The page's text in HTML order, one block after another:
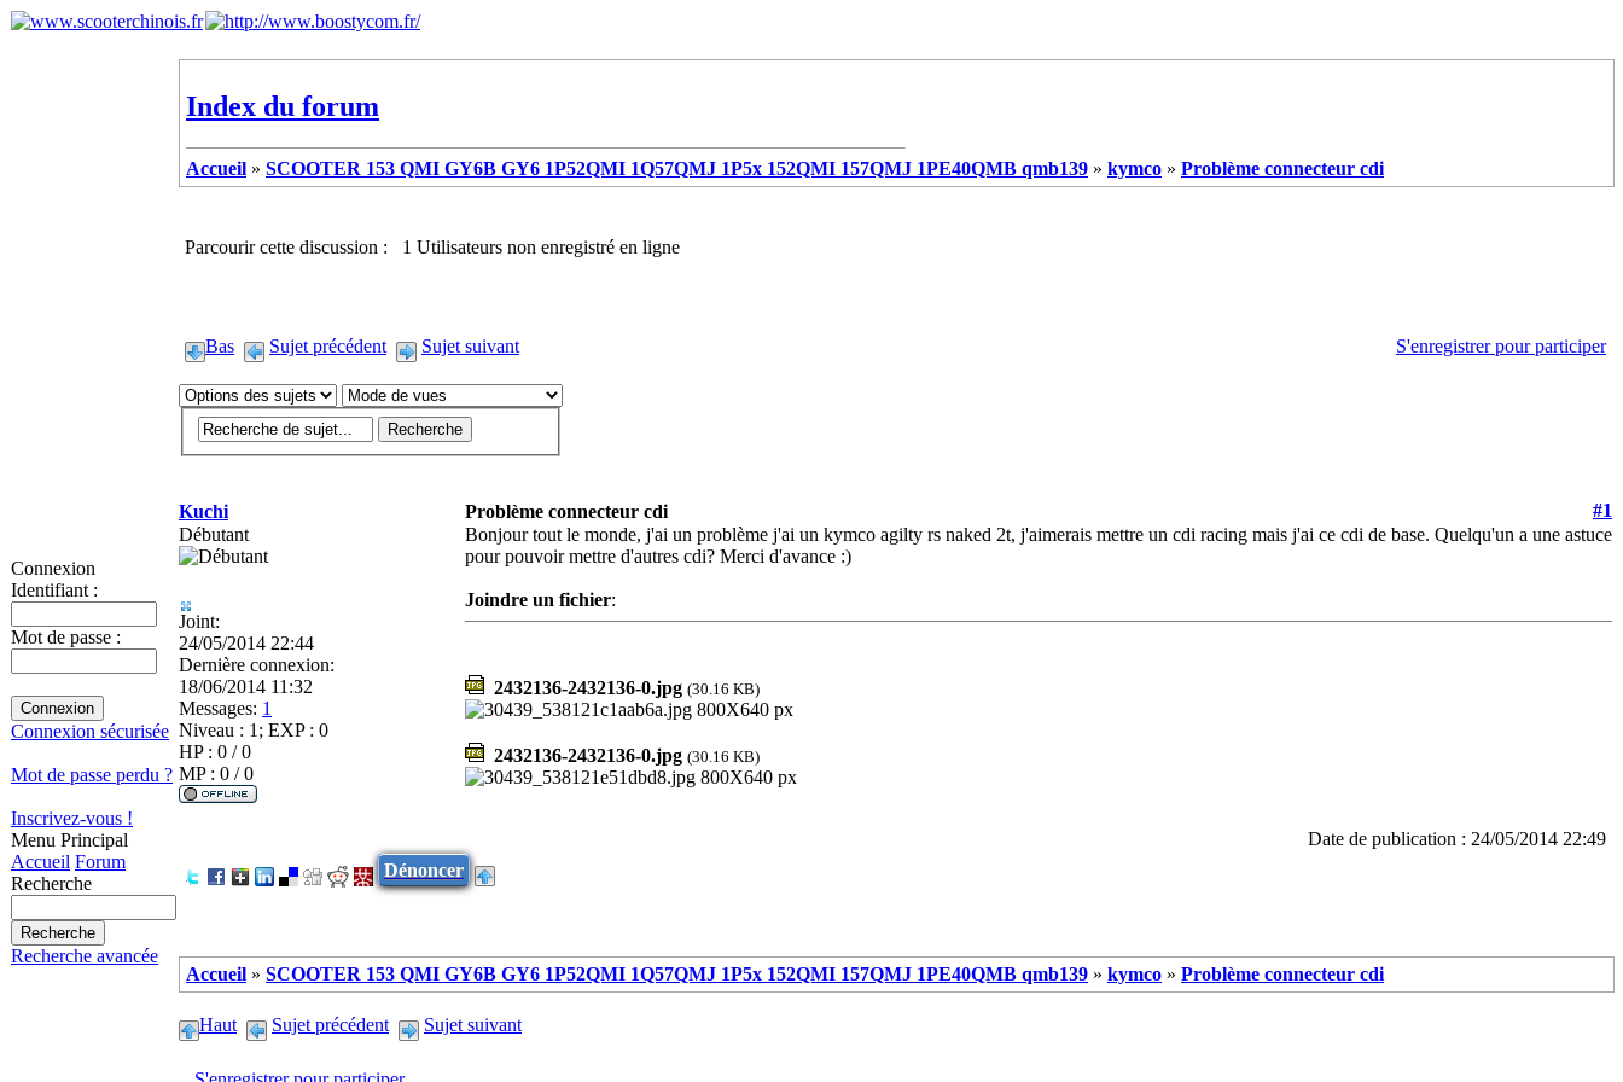
Connexion
Identifiant :
Mot de passe :
Connexion sécurisée
Mot de passe perdu ?
Inscrivez-vous !
Menu Principal
Accueil Forum
Recherche
Recherche avancée
Index du forum
Accueil » SCOOTER 153 QMI GY6B GY6 1P52QMI 1Q57QMJ 1P5x 152QMI 157QMJ 1PE40QMB qmb139 » kymco » Problème connecteur cdi
Parcourir cette discussion : 1 Utilisateurs non enregistré en ligne
Bas Sujet précédent Sujet suivant S'enregistrer pour participer
Kuchi Problème connecteur cdi
#1
Débutant
Joint:
24/05/2014 22:44
Dernière connexion:
18/06/2014 11:32
Messages: 1
Niveau : 1; EXP : 0
HP : 0 / 0
MP : 0 / 0
Bonjour tout le monde, j'ai un problème j'ai un kymco agilty rs naked 2t, j'aimerais mettre un cdi racing mais j'ai ce cdi de base. Quelqu'un a une astuce
pour pouvoir mettre d'autres cdi? Merci d'avance :)
Joindre un fichier:
2432136-2432136-0.jpg (30.16 KB)
2432136-2432136-0.jpg (30.16 KB)
Date de publication : 24/05/2014 22:49
Dénoncer
Accueil » SCOOTER 153 QMI GY6B GY6 1P52QMI 1Q57QMJ 1P5x 152QMI 157QMJ 1PE40QMB qmb139 » kymco » Problème connecteur cdi
Haut Sujet précédent Sujet suivant